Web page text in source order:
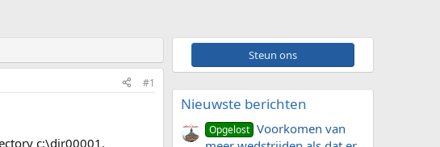
#1
c:\dir00001.
Steun ons
Nieuwste berichten
Opgelost Voorkomen van